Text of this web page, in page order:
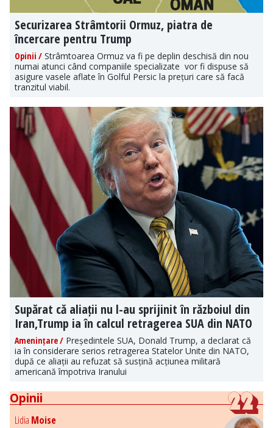
Securizarea Strâmtorii Ormuz, piatra de
încercare pentru Trump
Opinii / Strâmtoarea Ormuz va fi pe deplin deschisă din nou
numai atunci când companiile specializate vor fi dispuse să
asigure vasele aflate în Golful Persic la prețuri care să facă
tranzitul viabil.
Supărat că aliații nu l-au sprijinit în războiul din
Iran,Trump ia în calcul retragerea SUA din NATO
Amenințare / Președintele SUA, Donald Trump, a declarat că
ia în considerare serios retragerea Statelor Unite din NATO,
după ce aliații au refuzat să susțină acțiunea militară
americană împotriva Iranului
Opinii
Lidia Moise